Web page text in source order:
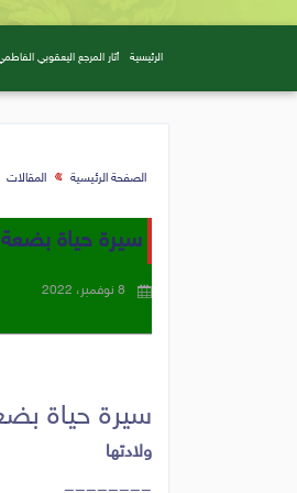
الرئيسية أثار المرجع اليعقوبي
الصفحة الرئيسية المقالات
سيرة حياة بضعة
8 نوفمبر، 2022
سيرة حياة
ولادتها